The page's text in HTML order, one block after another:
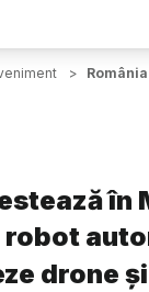
>
în
robot
drone